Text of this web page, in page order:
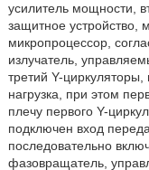
усилитель мощности,
защитное
микропроцессор,
излучатель,
третий Y-
нагрузка, при этом
плечу первого Y-
подключен вход
последовательно
фазовращатель,